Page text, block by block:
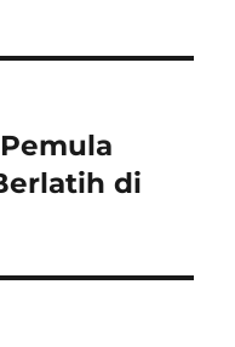
di